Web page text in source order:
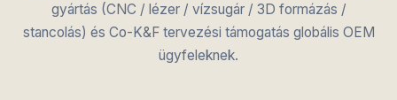
gyártás (CNC / lézer / vízsugár / 3D formázás /
stancolás) és Co-K&F tervezési támogatás globális OEM
ügyfeleknek.